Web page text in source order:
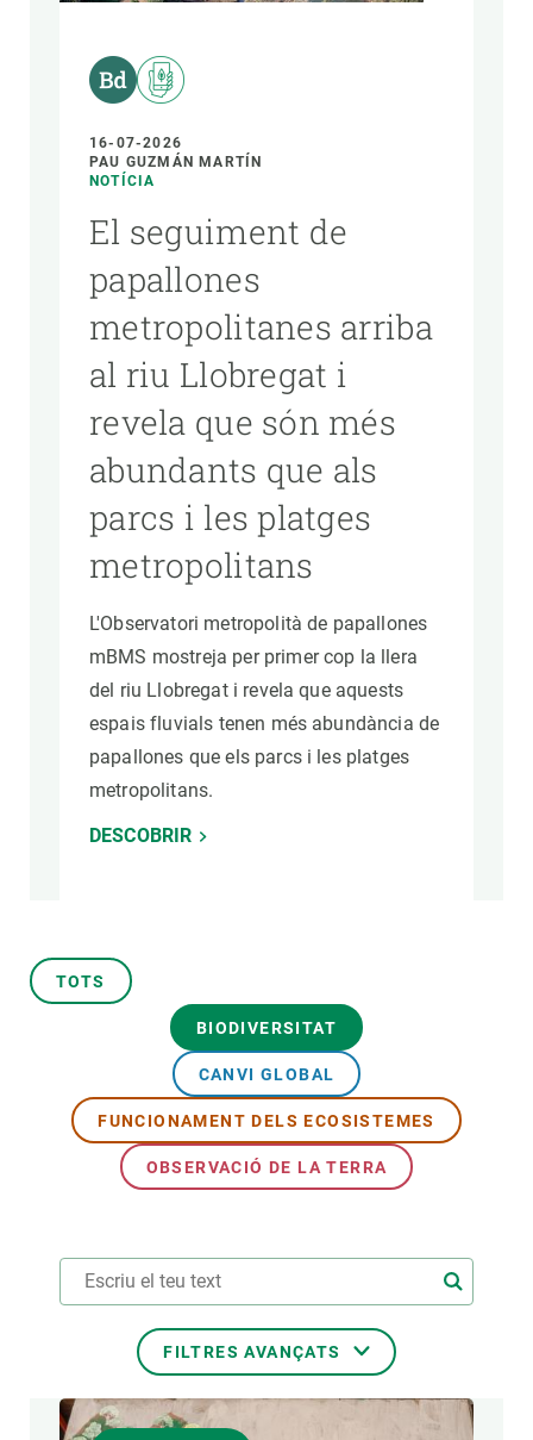
16-07-2026
PAU GUZMÁN MARTÍN
NOTÍCIA
El seguiment de
papallones
metropolitanes arriba
al riu Llobregat i
revela que són més
abundants que als
parcs i les platges
metropolitans
L'Observatori metropolità de papallones
mBMS mostreja per primer cop la llera
del riu Llobregat i revela que aquests
espais fluvials tenen més abundància de
papallones que els parcs i les platges
metropolitans.
DESCOBRIR
TOTS
BIODIVERSITAT
CANVI GLOBAL
FUNCIONAMENT DELS ECOSISTEMES
OBSERVACIÓ DE LA TERRA
FILTRES AVANÇATS
TEMES TRANSVERSALS
PARTICIPA